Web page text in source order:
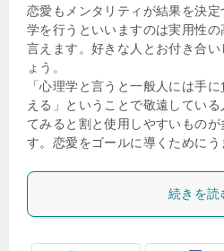
恋愛もメンタリティが結果を決
学を行うといいますのは実用性
言えます。好きな人とお付き合
ょう。
「心理学と言うと一般人には手
える」ということで敬遠してい
てみると割と使用しやすいもの
す。恋愛をゴールに導くためにう
続きを読